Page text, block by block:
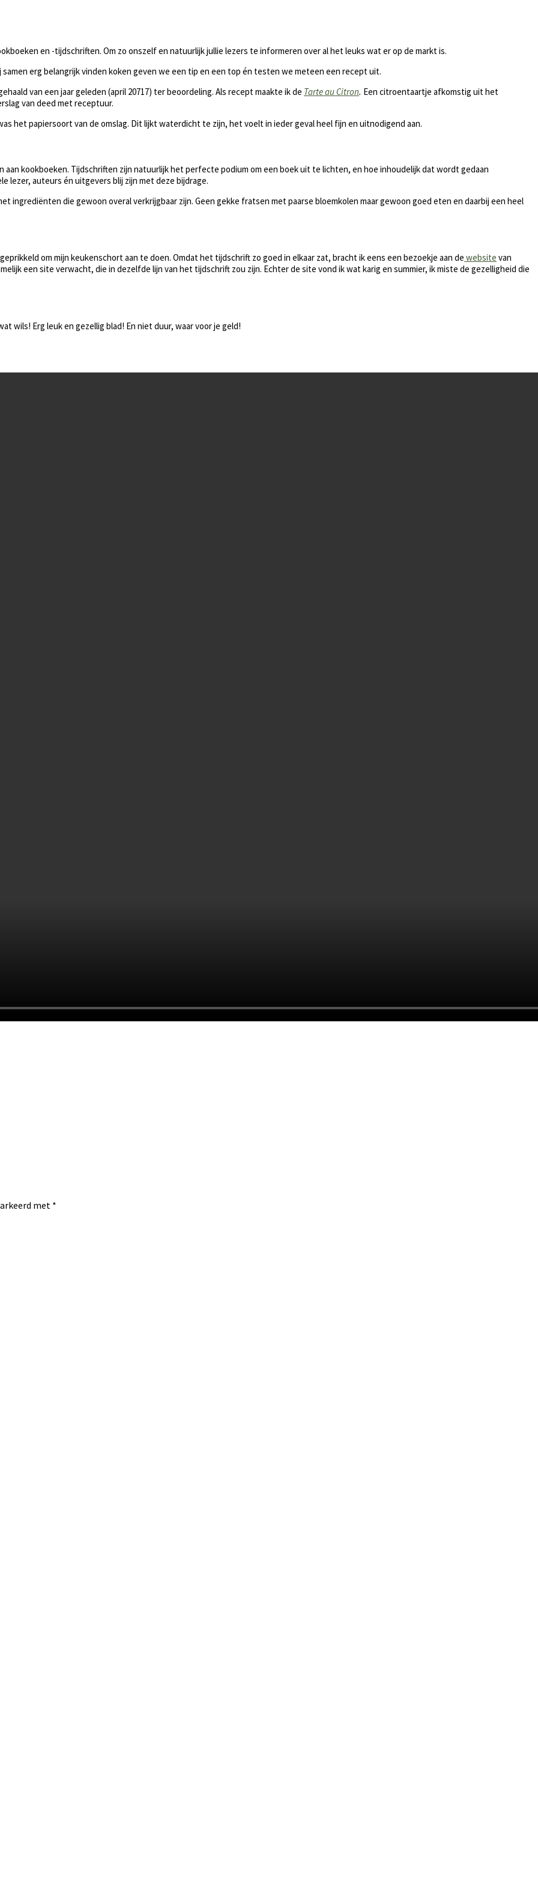
en -tijdschriften. Om zo onszelf en natuurlijk jullie lezers te informeren over al het leuks wat er op de markt is.
erg belangrijk vinden koken geven we een tip en een top én testen we meteen een recept uit.
van een jaar geleden (april 20717) ter beoordeling. Als recept maakte ik de Tarte au Citron. Een citroentaartje afkomstig uit het
van deed met receptuur.
het papiersoort van de omslag. Dit lijkt waterdicht te zijn, het voelt in ieder geval heel fijn en uitnodigend aan.
kookboeken. Tijdschriften zijn natuurlijk het perfecte podium om een boek uit te lichten, en hoe inhoudelijk dat wordt gedaan
lezer, auteurs én uitgevers blij zijn met deze bijdrage.
ingrediënten die gewoon overal verkrijgbaar zijn. Geen gekke fratsen met paarse bloemkolen maar gewoon goed eten en daarbij een heel
om mijn keukenschort aan te doen. Omdat het tijdschrift zo goed in elkaar zat, bracht ik eens een bezoekje aan de website van
een site verwacht, die in dezelfde lijn van het tijdschrift zou zijn. Echter de site vond ik wat karig en summier, ik miste de gezelligheid die
wils! Erg leuk en gezellig blad! En niet duur, waar voor je geld!
met *